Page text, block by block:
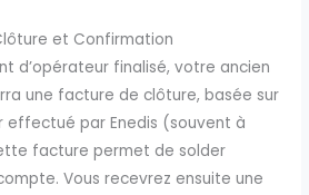
et Confirmation
d’opérateur finalisé, votre ancien
une facture de clôture, basée sur
par Enedis (souvent à
facture permet de solder
Vous recevrez ensuite une